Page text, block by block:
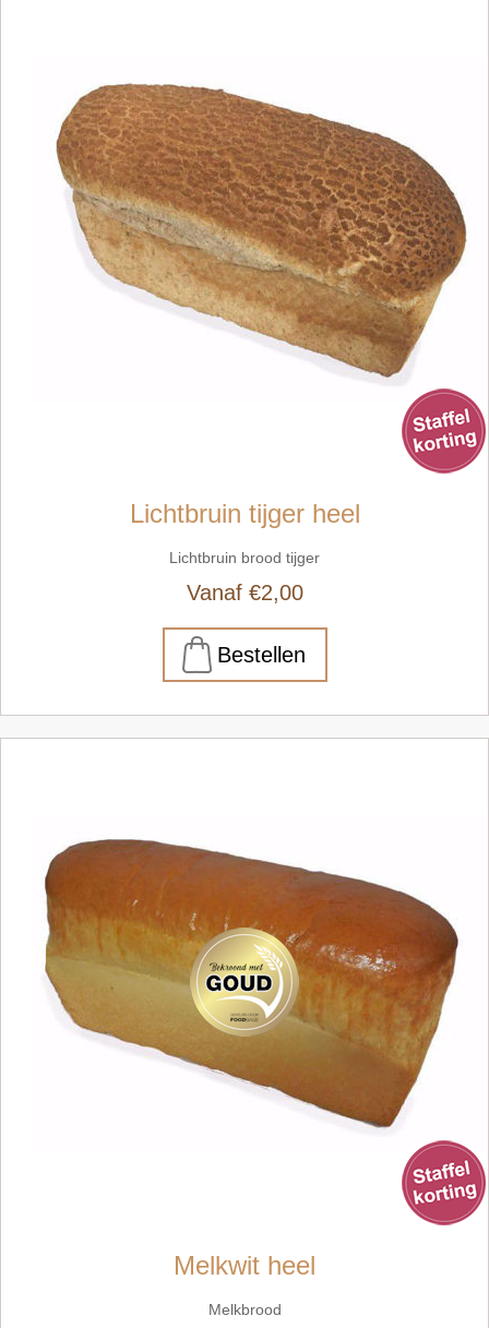
Lichtbruin tijger heel
Lichtbruin brood tijger
Vanaf €2,00
Melkwit heel
Melkbrood